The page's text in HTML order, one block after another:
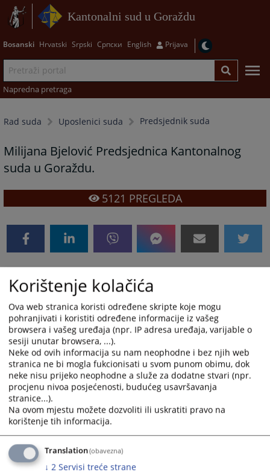
Kantonalni sud u Goraždu
Bosanski Hrvatski Srpski Српски English Prijava
Napredna pretraga
Rad suda Uposlenici suda Predsjednik suda
Milijana Bjelović Predsjednica Kantonalnog
suda u Goraždu.
5121 PREGLEDA
Korištenje kolačića
Ova web stranica koristi određene skripte koje mogu
pohranjivati i koristiti određene informacije iz vašeg
browsera i vašeg uređaja (npr. IP adresa uređaja, varijable o
sesiji unutar browsera, ...).
Neke od ovih informacija su nam neophodne i bez njih web
stranica ne bi mogla fukcionisati u svom punom obimu, dok
neke nisu prijeko neophodne a služe za dodatne stvari (npr.
procjenu nivoa posjećenosti, budućeg usavršavanja
stranice...).
Na ovom mjestu možete dozvoliti ili uskratiti pravo na
korištenje tih informacija.
Translation(obavezna)
↓ 2 Servisi treće strane